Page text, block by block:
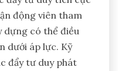
động viên tham
dựng có thể điều
dưới áp lực. Kỹ
đẩy tư duy phát